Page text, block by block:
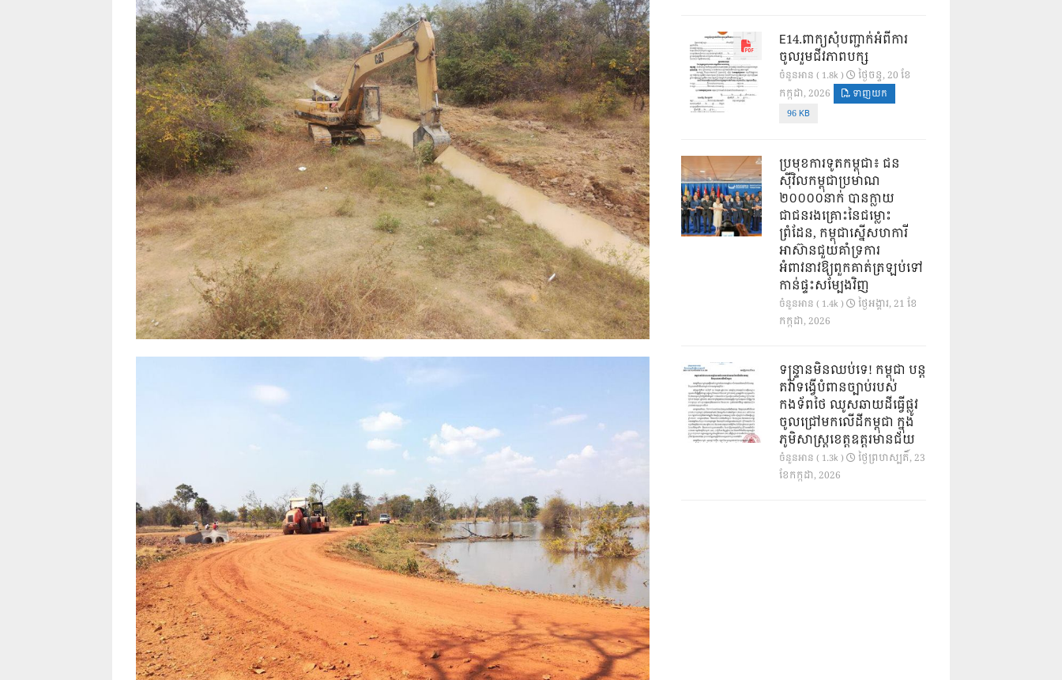
E14.ពាក្យសុំបញ្ជាក់អំពីការ
ចូលរួមជីវភាពបក្ស
ចំនួនអាន ( 1.8k )
ថ្ងៃ​ចន្ទ, 20 ខែ​
កក្កដា, 2026
ទាញយក
96 KB
ប្រមុខការទូតកម្ពុជា៖ ជន
ស៊ីវិលកម្ពុជាប្រមាណ
២០០០០នាក់ បានក្លាយ
ជាជនរងគ្រោះនៃជម្លោះ
ព្រំដែន, កម្ពុជាស្នើសហការី
អាស៊ានជួយគាំទ្រការ
អំពាវនាវឱ្យពួកគាត់ត្រឡប់ទៅ
កាន់ផ្ទះសម្បែងវិញ
ចំនួនអាន ( 1.4k )
ថ្ងៃ​អង្គារ, 21 ខែ​
កក្កដា, 2026
ទន្ទ្រានមិនឈប់ទេ! កម្ពុជា បន្ត
តវ៉ាទង្វើបំពានច្បាប់របស់
កងទ័ពថៃ ឈូសឆាយដីធ្វើផ្លូវ
ចូលជ្រៅមកលើដីកម្ពុជា ក្នុង
ភូមិសាស្ត្រខេត្តឧត្តរមានជ័យ
ចំនួនអាន ( 1.3k )
ថ្ងៃ​ព្រហស្បតិ៍, 23
ខែ​កក្កដា, 2026